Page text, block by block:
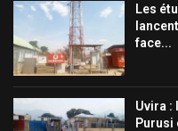
Les
face...
Uvira :
Purusi